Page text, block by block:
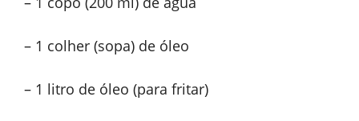
– 1 colher (sopa) de óleo
– 1 litro de óleo (para fritar)